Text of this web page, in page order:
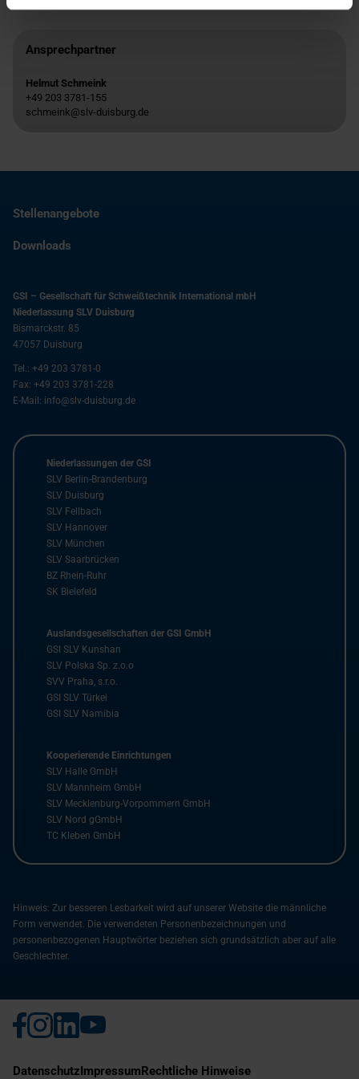
Ansprechpartner
Helmut Schmeink
+49 203 3781-155
schmeink@slv-duisburg.de
Stellenangebote
Downloads
GSI – Gesellschaft für Schweißtechnik International mbH
Niederlassung SLV Duisburg
Bismarckstr. 85
47057 Duisburg
Tel.: +49 203 3781-0
Fax: +49 203 3781-228
E-Mail: info@slv-duisburg.de
Niederlassungen der GSI
SLV Berlin-Brandenburg
SLV Duisburg
SLV Fellbach
SLV Hannover
SLV München
SLV Saarbrücken
BZ Rhein-Ruhr
SK Bielefeld
Auslandsgesellschaften der GSI GmbH
GSI SLV Kunshan
SLV Polska Sp. z.o.o
SVV Praha, s.r.o.
GSI SLV Türkei
GSI SLV Namibia
Kooperierende Einrichtungen
SLV Halle GmbH
SLV Mannheim GmbH
SLV Mecklenburg-Vorpommern GmbH
SLV Nord gGmbH
TC Kleben GmbH
Hinweis: Zur besseren Lesbarkeit wird auf unserer Website die männliche
Form verwendet. Die verwendeten Personenbezeichnungen und
personenbezogenen Hauptwörter beziehen sich grundsätzlich aber auf alle
Geschlechter.
Datenschutz Impressum Rechtliche Hinweise